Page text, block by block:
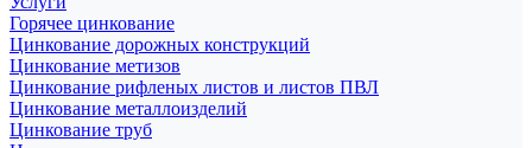
Горячее цинкование
Цинкование дорожных конструкций
Цинкование метизов
Цинкование рифленых листов и листов ПВЛ
Цинкование металлоизделий
Цинкование труб